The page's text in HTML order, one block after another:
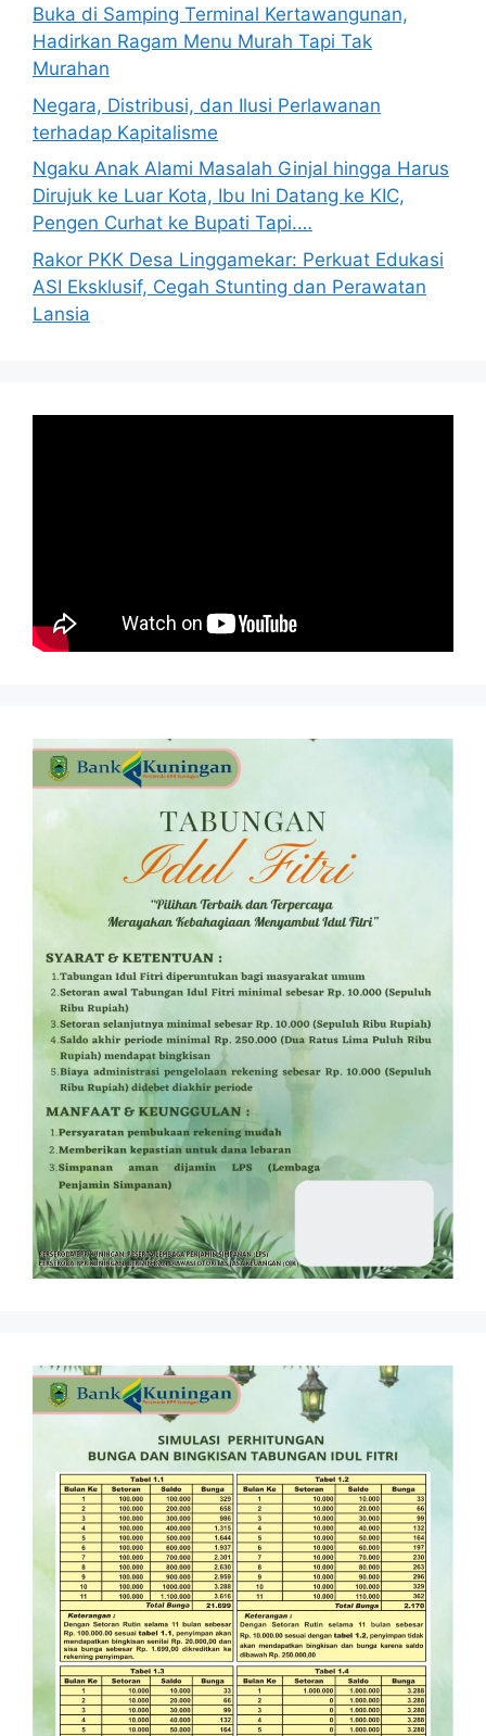
Buka di Samping Terminal Kertawangunan,
Hadirkan Ragam Menu Murah Tapi Tak
Murahan
Negara, Distribusi, dan Ilusi Perlawanan
terhadap Kapitalisme
Ngaku Anak Alami Masalah Ginjal hingga Harus
Dirujuk ke Luar Kota, Ibu Ini Datang ke KIC,
Pengen Curhat ke Bupati Tapi.…
Rakor PKK Desa Linggamekar: Perkuat Edukasi
ASI Eksklusif, Cegah Stunting dan Perawatan
Lansia